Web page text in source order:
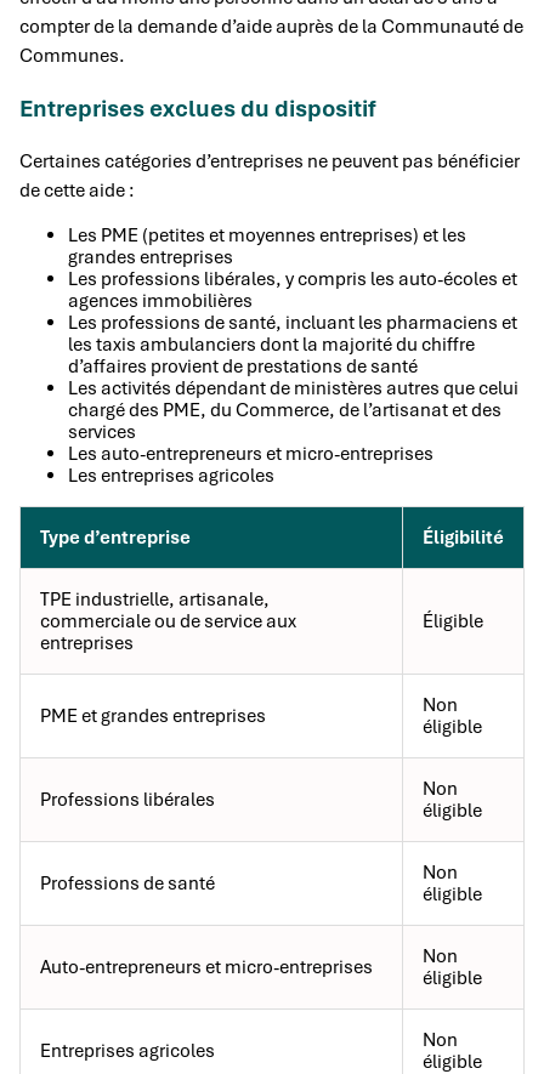
compter de la demande d’aide auprès de la Communauté de
Communes.
Entreprises exclues du dispositif
Certaines catégories d’entreprises ne peuvent pas bénéficier
de cette aide :
Les PME (petites et moyennes entreprises) et les
grandes entreprises
Les professions libérales, y compris les auto-écoles et
agences immobilières
Les professions de santé, incluant les pharmaciens et
les taxis ambulanciers dont la majorité du chiffre
d’affaires provient de prestations de santé
Les activités dépendant de ministères autres que celui
chargé des PME, du Commerce, de l’artisanat et des
services
Les auto-entrepreneurs et micro-entreprises
Les entreprises agricoles
Type d’entreprise Éligibilité
TPE industrielle, artisanale,
commerciale ou de service aux
entreprises
Éligible
PME et grandes entreprises
Non
éligible
Professions libérales
Non
éligible
Professions de santé
Non
éligible
Auto-entrepreneurs et micro-entreprises
Non
éligible
Entreprises agricoles
Non
éligible